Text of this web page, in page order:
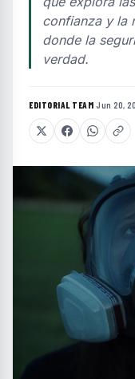
confianza y la
donde la
verdad.
EDITORIAL TEAM·Jun 20,